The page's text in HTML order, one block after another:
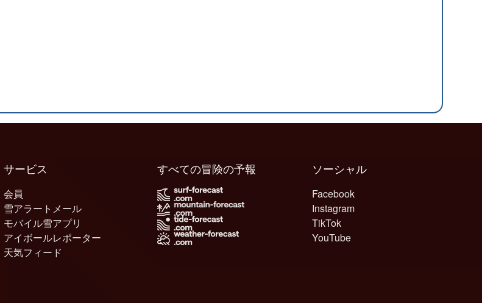
サービス
会員
雪アラートメール
モバイル雪アプリ
アイボールレポーター
天気フィード
ソーシャル
Facebook
Instagram
TikTok
YouTube
すべての冒険の予報